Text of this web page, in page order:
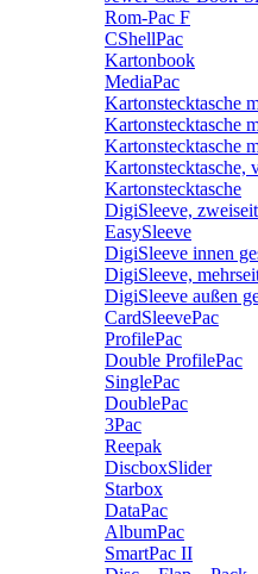
Rom-Pac F
CShellPac
Kartonbook
MediaPac
Kartonstecktasche
Kartonstecktasche
Kartonstecktasche
Kartonstecktasche,
Kartonstecktasche
DigiSleeve,
EasySleeve
DigiSleeve innen
DigiSleeve,
DigiSleeve außen
CardSleevePac
ProfilePac
Double ProfilePac
SinglePac
DoublePac
3Pac
Reepak
DiscboxSlider
Starbox
DataPac
AlbumPac
SmartPac II